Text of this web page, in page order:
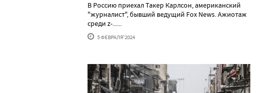
В Россию приехал Такер Карлсон, американский
"журналист", бывший ведущий Fox News. Ажиотаж
среди z-......
5 ФЕВРАЛЯ'2024